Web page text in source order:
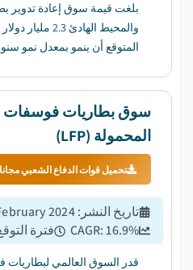
بلغت قيمة سوق إعادة تدوير
سوق بطاريات فوسفات
المحمولة (LFP)
تحميل قوات الدفاع الشعبي مجانا
تاريخ النشر :
2024
CAGR:16.9% فترة
قدر السوق العالمي لبطاريات